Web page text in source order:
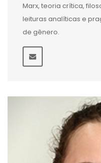
Marx, teoria crítica,
leituras analíticas e
de gênero.